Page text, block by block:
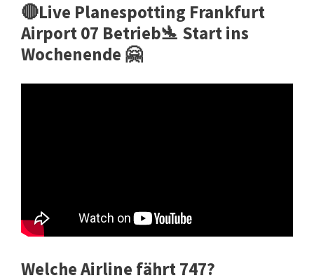
🔴Live Planespotting Frankfurt
Airport 07 Betrieb🛬 Start ins
Wochenende 🤗
Welche Airline fährt 747?